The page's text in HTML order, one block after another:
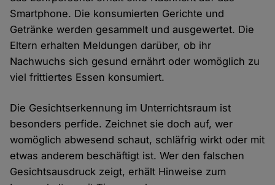
Smartphone. Die konsumierten Gerichte und
Getränke werden gesammelt und ausgewertet. Die
Eltern erhalten Meldungen darüber, ob ihr
Nachwuchs sich gesund ernährt oder womöglich zu
viel frittiertes Essen konsumiert.
Die Gesichtserkennung im Unterrichtsraum ist
besonders perfide. Zeichnet sie doch auf, wer
womöglich abwesend schaut, schläfrig wirkt oder mit
etwas anderem beschäftigt ist. Wer den falschen
Gesichtsausdruck zeigt, erhält Hinweise zum